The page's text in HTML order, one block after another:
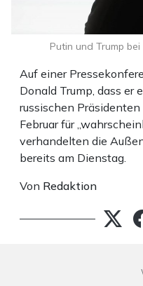
Auf einer
Donald Trump, dass er
russischen
Februar für
verhandelten die
bereits am Dienstag.
Von Redaktion
Putin und Trump